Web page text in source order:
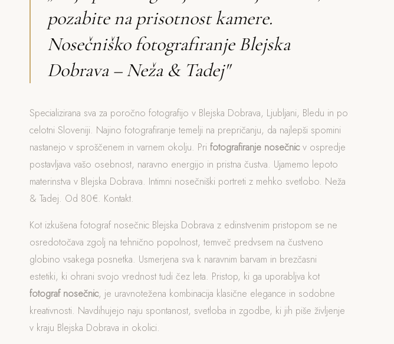
pozabite na prisotnost kamere.
Nosečniško fotografiranje Blejska
Dobrava – Neža & Tadej"
Specializirana sva za poročno fotografijo v Blejska Dobrava, Ljubljani, Bledu in po
celotni Sloveniji. Najino fotografiranje temelji na prepričanju, da najlepši spomini
nastanejo v sproščenem in varnem okolju. Pri fotografiranje nosečnicv ospredje
postavljava vašo osebnost, naravno energijo in pristna čustva. Ujamemo lepoto
materinstva v Blejska Dobrava. Intimni nosečniški portreti z mehko svetlobo. Neža
& Tadej. Od 80€. Kontakt.
Kot izkušena fotograf nosečnic Blejska Dobrava z edinstvenim pristopom se ne
osredotočava zgolj na tehnično popolnost, temveč predvsem na čustveno
globino vsakega posnetka. Usmerjena sva k naravnim barvam in brezčasni
estetiki, ki ohrani svojo vrednost tudi čez leta. Pristop, ki ga uporabljva kot
fotograf nosečnic, je uravnotežena kombinacija klasične elegance in sodobne
kreativnosti. Navdihujejo naju spontanost, svetloba in zgodbe, ki jih piše življenje
v kraju Blejska Dobrava in okolici.